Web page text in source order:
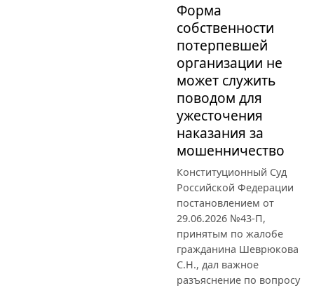
Форма
собственности
потерпевшей
организации не
может служить
поводом для
ужесточения
наказания за
мошенничество
Конституционный Суд
Российской Федерации
постановлением от
29.06.2026 №43-П,
принятым по жалобе
гражданина Шеврюкова
С.Н., дал важное
разъяснение по вопросу